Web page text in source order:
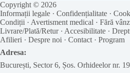
Copyright © 2026
Informații legale · Confidențialitate ·
Condiții · Avertisment medical · Fără
Livrare/Plată/Retur· Accesibilitate ·
Afilieri · Despre noi · Contact · Program
Adresa:
București, Sector 6, Șos. Orhideelor nr.